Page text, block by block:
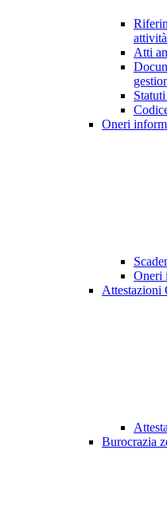
attività
Atti
Oneri
Oneri
Attestazioni
Burocrazia